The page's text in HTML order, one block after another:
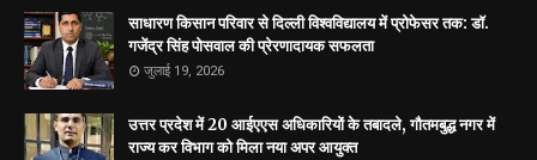
साधारण किसान परिवार से दिल्ली विश्वविद्यालय में प्रोफेसर तक: डॉ.
गजेंद्र सिंह पोसवाल की प्रेरणादायक सफलता
जुलाई 19, 2026
उत्तर प्रदेश में 20 आईएएस अधिकारियों के तबादले, गौतमबुद्ध नगर में
राज्य कर विभाग को मिला नया अपर आयुक्त